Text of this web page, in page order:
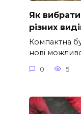
Як
різних
Компактна
нові
0 5